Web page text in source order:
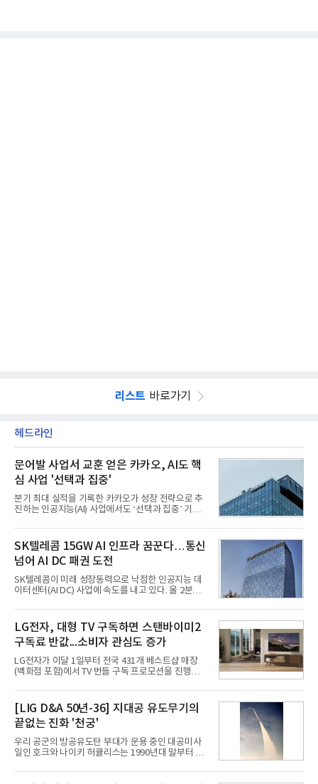
리스트 바로가기
헤드라인
문어발 사업서 교훈 얻은 카카오, AI도 핵
심 사업 '선택과 집중'
분기 최대 실적을 기록한 카카오가 성장 전략으로 추
진하는 인공지능(AI) 사업에서도 ‘선택과 집중’ 기조
라 투자에 나서는 것과 달리, 카카오는 ‘카카오톡’이
라는 플랫폼 경쟁력을 활용한 AI 에이전트 서비스에
집중하는 전략이다. 과거 무리한 사업 확장 과정에서
겪었던 시행착오를 되풀이하지 않고 핵심 역량에 집
중하겠다는 취지로 풀이된다.7일 업계에 따르면 카카
오는 올해 2분기 연결 기준 매출 2조985억원, 영업이
익 2770억원을 기록했다. 전년 동기 대비 매출과 영업
은 4884억
SK텔레콤 15GW AI 인프라 꿈꾼다…통신
넘어 AI DC 패권 도전
SK텔레콤이 미래 성장동력으로 낙점한 인공지능 데
이터센터(AI DC) 사업에 속도를 내고 있다. 올 2분기
는 2035년까지 총 15GW(기가와트) 규모의 AI DC를
구축하겠다는 대형 청사진을 제시하면서다. 이에 따
라 경쟁 구도 역시 이동통신사인 KT, LG유플러스를
넘어 네이버, 삼성SDS 등 IT 인프라 기업으로 확장되
고 있다.7일 SK텔레콤에 따르면 회사는 올해 2분기
연결 기준 매출 4조 3591억원, 영업이익 5660억원을
기록했다. 매출은 전년 동기 대비 0.5%, 영업이익은
따른 기저효과가 실
LG전자, 대형 TV 구독하면 스탠바이미2
구독료 반값...소비자 관심도 증가
LG전자가 이달 1일부터 전국 431개 베스트샵 매장
(백화점 포함)에서 TV 번들 구독 프로모션을 진행하고
인해주는 프로모션이다.대상 제품은 65·77·83형 올
레드, 75·86·100형 마이크로 RGB, 75·86형 미니
RGB 등 거실용 TV로 인기가 높은 베스트셀러 TV 20
개 모델이며, 동시 구독 계약 시 스탠바이미2(모델명
27LX6TPGA) 구독료를 50% 할인 받을 수 있다. 프로
모션 대상 모델과 혜택, 구독료 등 프로모션 세부 사항
은 베스트샵 판매 매니저에게 문의하면 자세히 안내
[LIG D&A 50년-36] 지대공 유도무기의
끝없는 진화 '천궁'
우리 공군의 방공유도탄 부대가 운용 중인 대공미사
일인 호크와 나이키 허큘리스는 1990년대 말부터 성
기존 미사일체계를 대체할 중고도 및 중거리 대공미